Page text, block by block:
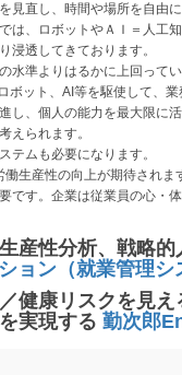
見直し、時間や場所を自由
は、ロボットやＡＩ＝人工
透してきております。
準よりはるかに上回ってい
ット、AI等を駆使して、業
、個人の能力を最大限に
えられます。
テムも必要になります。
生産性の向上が期待されま
す。企業は従業員の心・体
産性分析、戦略
ン（就業管理シ
健康リスクを見え
実現する 勤次郎